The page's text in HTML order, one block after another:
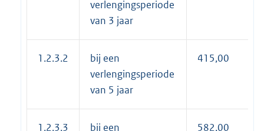
verlengingsperiode
van 3 jaar
1.2.3.2
bij een
verlengingsperiode
van 5 jaar
415,00
1.2.3.3
bij een
582,00